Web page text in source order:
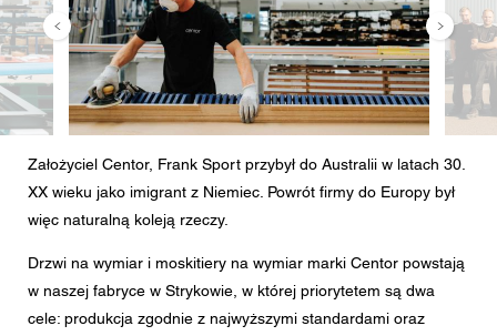
Założyciel Centor, Frank Sport przybył do Australii w latach 30.
XX wieku jako imigrant z Niemiec. Powrót firmy do Europy był
więc naturalną koleją rzeczy.
Drzwi na wymiar i moskitiery na wymiar marki Centor powstają
w naszej fabryce w Strykowie, w której priorytetem są dwa
cele: produkcja zgodnie z najwyższymi standardami oraz
Kraj
Kod pocztowy
Jestem
Wiadomość